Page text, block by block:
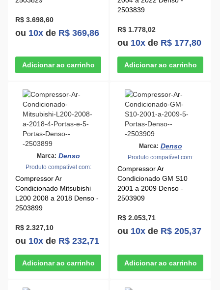
R$ 3.698,60
ou 10x de R$ 369,86
2503839
R$ 1.778,02
ou 10x de R$ 177,80
Marca: Denso
Produto compatível com:
Compressor Ar
Condicionado Mitsubishi
L200 2008 a 2018 Denso -
2503899
R$ 2.327,10
ou 10x de R$ 232,71
Marca: Denso
Produto compatível com:
Compressor Ar
Condicionado GM S10
2001 a 2009 Denso -
2503909
R$ 2.053,71
ou 10x de R$ 205,37